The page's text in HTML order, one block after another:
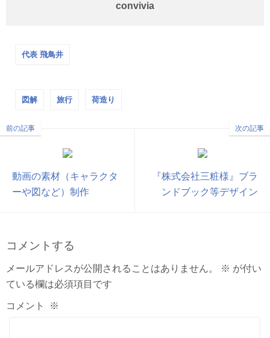
convivia
代表 飛鳥井
図解 旅行 荷造り
前の記事
動画の素材（キャラクタ
ーや図など）制作
次の記事
『株式会社三粧様』ブラ
ンドブック等デザイン
コメントする
メールアドレスが公開されることはありません。 ※ が付い
ている欄は必須項目です
コメント ※